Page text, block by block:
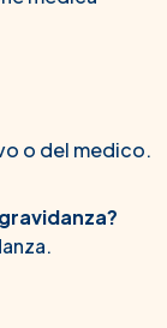
o del medico.